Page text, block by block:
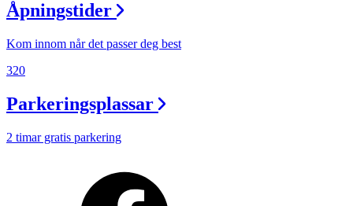
Åpningstider
Kom innom når det passer deg best
320
Parkeringsplassar
2 timar gratis parkering